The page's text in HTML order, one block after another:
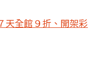
天全館９折、開架彩